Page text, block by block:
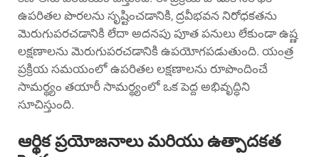
ఉపరితల పొరలను సృష్టించడానికి, ద్రవీభవన నిరోధకతను
మెరుగుపరచడానికి లేదా అదనపు పూత పనులు లేకుండా ఉష్ణ
లక్షణాలను మెరుగుపరచడానికి ఉపయోగపడుతుంది. యంత్ర
ప్రక్రియ సమయంలో ఉపరితల లక్షణాలను రూపొందించే
సామర్థ్యం తయారీ సామర్థ్యంలో ఒక పెద్ద అభివృద్ధిని
సూచిస్తుంది.
ఆర్థిక ప్రయోజనాలు మరియు ఉత్పాదకత